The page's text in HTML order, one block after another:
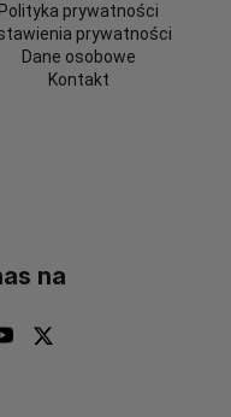
Polityka prywatności
prywatności
Dane osobowe
Kontakt
na